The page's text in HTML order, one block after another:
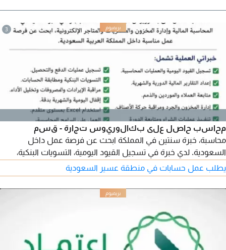
3
محاسب حاصل على بكالوريوس تجارة - قسم
محاسبة، خبرة سنتين في المملكة ابحث عن فرصة عمل داخل
السعودية. لدي خبرة في تسجيل القيود اليومية، التسويات البنكية،
اعداد التقارير المالية، إدارة المخزون والجرد، والعمل على برنامج
Phenix Pro والبرامج المحاسبية الأخرى. أجيد استخدام Excel
وMicrosoft Office، وأتميز بالدقة وسرعة التعلم والعمل تحت
الضغط. متواجد داخل المملكة وجاهز للمباشرة فورا
يطلب عمل حسابات في منطقة عسير السعودية